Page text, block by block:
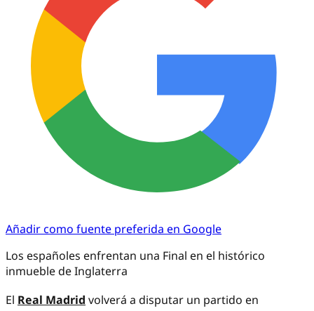
Añadir como fuente preferida en Google
Los españoles enfrentan una Final en el histórico
inmueble de Inglaterra
El Real Madrid volverá a disputar un partido en